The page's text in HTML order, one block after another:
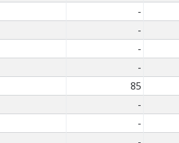
-
-
-
-
85
-
-